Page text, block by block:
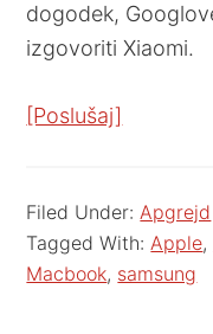
dogodek,
izgovoriti Xiaomi.
[Poslušaj]
Filed Under:Apgrejd
Tagged With:Apple,
Macbook, samsung